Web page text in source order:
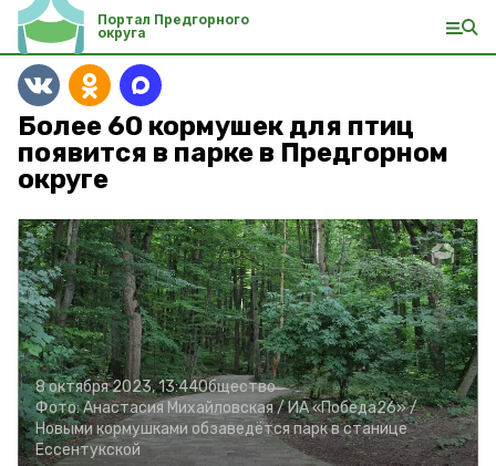
Портал Предгорного
округа
Более 60 кормушек для птиц
появится в парке в Предгорном
округе
8 октября 2023, 13:44Общество
Фото:Анастасия Михайловская /ИА «Победа26» /
Новыми кормушками обзаведётся парк в станице
Ессентукской